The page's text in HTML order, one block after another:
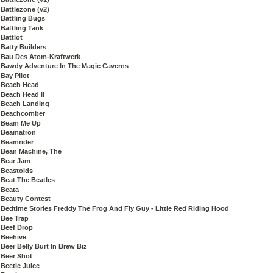
Battlezone (v2)
Battling Bugs
Battling Tank
Battlot
Batty Builders
Bau Des Atom-Kraftwerk
Bawdy Adventure In The Magic Caverns
Bay Pilot
Beach Head
Beach Head II
Beach Landing
Beachcomber
Beam Me Up
Beamatron
Beamrider
Bean Machine, The
Bear Jam
Beastoids
Beat The Beatles
Beata
Beauty Contest
Bedtime Stories Freddy The Frog And Fly Guy - Little Red Riding Hood
Bee Trap
Beef Drop
Beehive
Beer Belly Burt In Brew Biz
Beer Shot
Beetle Juice